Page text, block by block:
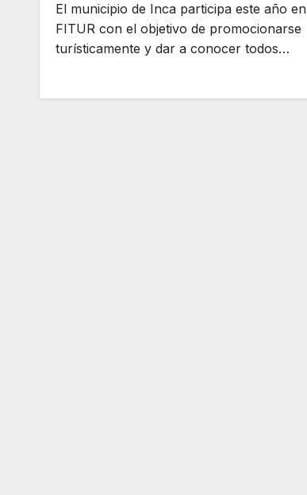
El municipio de Inca participa este año en
FITUR con el objetivo de promocionarse
turísticamente y dar a conocer todos…